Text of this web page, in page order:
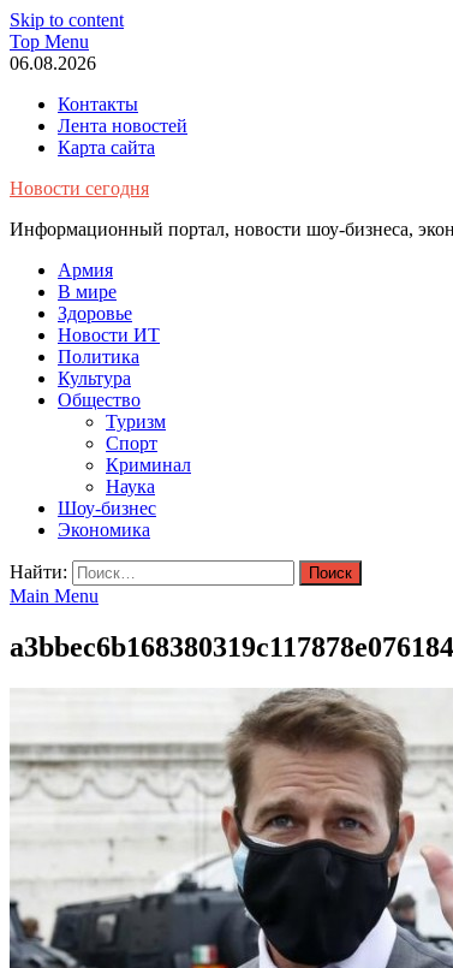
Skip to content
Top Menu
06.08.2026
Контакты
Лента новостей
Карта сайта
Новости сегодня
Информационный портал, новости шоу-бизнеса,
Армия
В мире
Здоровье
Новости ИТ
Политика
Культура
Общество
Туризм
Спорт
Криминал
Наука
Шоу-бизнес
Экономика
Найти:
Main Menu